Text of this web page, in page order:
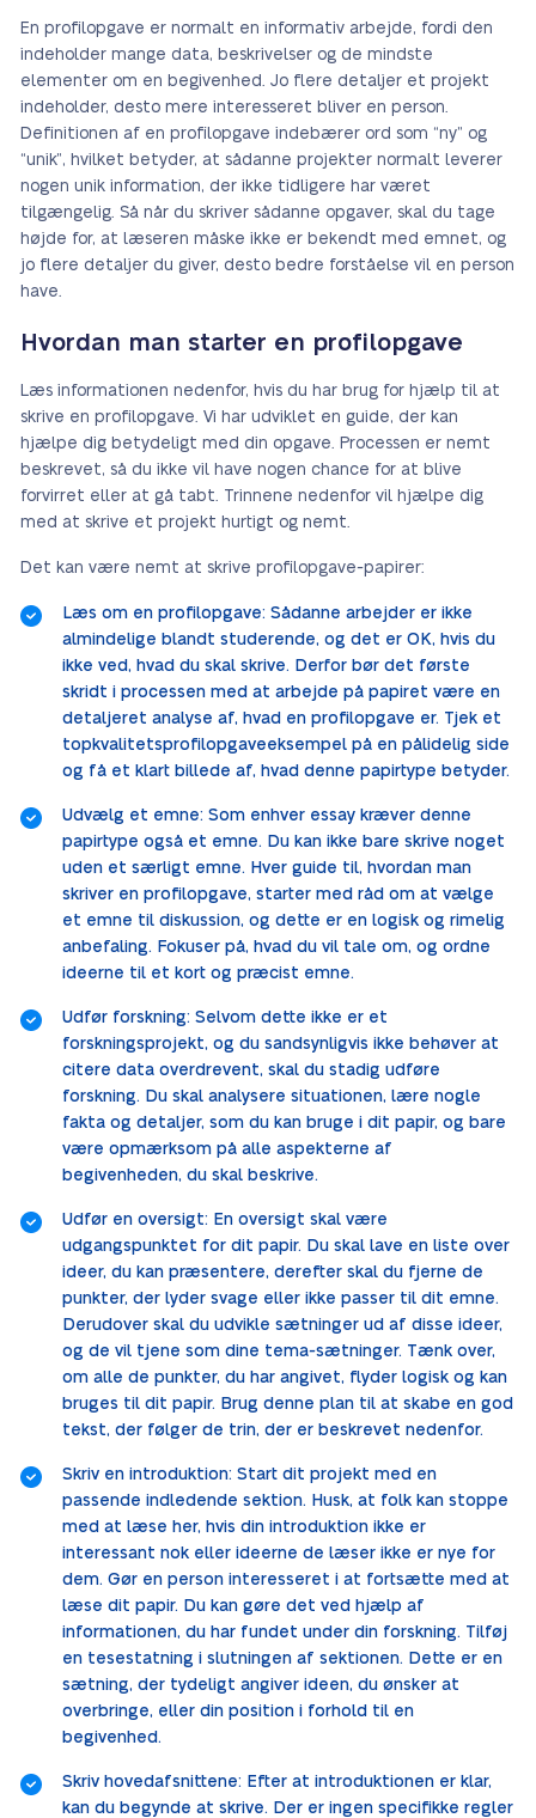
En profilopgave er normalt en informativ arbejde, fordi den
indeholder mange data, beskrivelser og de mindste
elementer om en begivenhed. Jo flere detaljer et projekt
indeholder, desto mere interesseret bliver en person.
Definitionen af en profilopgave indebærer ord som “ny” og
“unik”, hvilket betyder, at sådanne projekter normalt leverer
nogen unik information, der ikke tidligere har været
tilgængelig. Så når du skriver sådanne opgaver, skal du tage
højde for, at læseren måske ikke er bekendt med emnet, og
jo flere detaljer du giver, desto bedre forståelse vil en person
have.
Hvordan man starter en profilopgave
Læs informationen nedenfor, hvis du har brug for hjælp til at
skrive en profilopgave. Vi har udviklet en guide, der kan
hjælpe dig betydeligt med din opgave. Processen er nemt
beskrevet, så du ikke vil have nogen chance for at blive
forvirret eller at gå tabt. Trinnene nedenfor vil hjælpe dig
med at skrive et projekt hurtigt og nemt.
Det kan være nemt at skrive profilopgave-papirer:
Læs om en profilopgave: Sådanne arbejder er ikke
almindelige blandt studerende, og det er OK, hvis du
ikke ved, hvad du skal skrive. Derfor bør det første
skridt i processen med at arbejde på papiret være en
detaljeret analyse af, hvad en profilopgave er. Tjek et
topkvalitetsprofilopgaveeksempel på en pålidelig side
og få et klart billede af, hvad denne papirtype betyder.
Udvælg et emne: Som enhver essay kræver denne
papirtype også et emne. Du kan ikke bare skrive noget
uden et særligt emne. Hver guide til, hvordan man
skriver en profilopgave, starter med råd om at vælge
et emne til diskussion, og dette er en logisk og rimelig
anbefaling. Fokuser på, hvad du vil tale om, og ordne
ideerne til et kort og præcist emne.
Udfør forskning: Selvom dette ikke er et
forskningsprojekt, og du sandsynligvis ikke behøver at
citere data overdrevent, skal du stadig udføre
forskning. Du skal analysere situationen, lære nogle
fakta og detaljer, som du kan bruge i dit papir, og bare
være opmærksom på alle aspekterne af
begivenheden, du skal beskrive.
Udfør en oversigt: En oversigt skal være
udgangspunktet for dit papir. Du skal lave en liste over
ideer, du kan præsentere, derefter skal du fjerne de
punkter, der lyder svage eller ikke passer til dit emne.
Derudover skal du udvikle sætninger ud af disse ideer,
og de vil tjene som dine tema-sætninger. Tænk over,
om alle de punkter, du har angivet, flyder logisk og kan
bruges til dit papir. Brug denne plan til at skabe en god
tekst, der følger de trin, der er beskrevet nedenfor.
Skriv en introduktion: Start dit projekt med en
passende indledende sektion. Husk, at folk kan stoppe
med at læse her, hvis din introduktion ikke er
interessant nok eller ideerne de læser ikke er nye for
dem. Gør en person interesseret i at fortsætte med at
læse dit papir. Du kan gøre det ved hjælp af
informationen, du har fundet under din forskning. Tilføj
en tesestatning i slutningen af sektionen. Dette er en
sætning, der tydeligt angiver ideen, du ønsker at
overbringe, eller din position i forhold til en
begivenhed.
Skriv hovedafsnittene: Efter at introduktionen er klar,
kan du begynde at skrive. Der er ingen specifikke regler